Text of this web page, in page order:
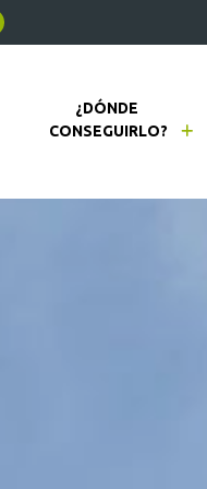
¿DÓNDE
CONSEGUIRLO?